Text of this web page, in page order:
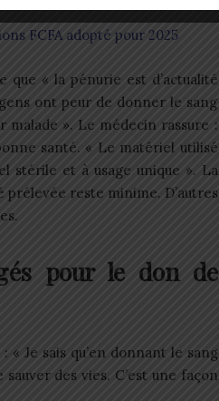
FCFA adopté pour 2025
que « la pénurie est d’actualité
ont peur de donner le sang
malade ». Le médecin rassure :
santé. « Le matériel utilisé
stérile et à usage unique ». La
reste minime. D’autres
pour le don de
Je sais qu’en donnant le sang
des vies. C’est une façon